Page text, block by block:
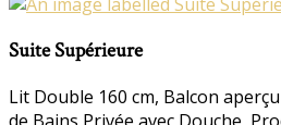
Suite Supérieure
Lit Double 160 cm, Balcon